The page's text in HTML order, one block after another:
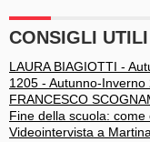
CONSIGLI UTILI
LAURA BIAGIOTTI -
1205 - Autunno-Inverno
FRANCESCO
Fine della scuola:
Videointervista a